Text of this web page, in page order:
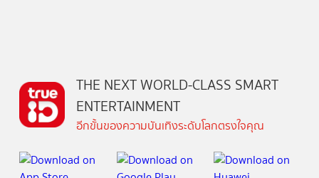
THE NEXT WORLD-CLASS SMART
ENTERTAINMENT
อีกขั้นของความบันเทิงระดับโลกตรงใจคุณ